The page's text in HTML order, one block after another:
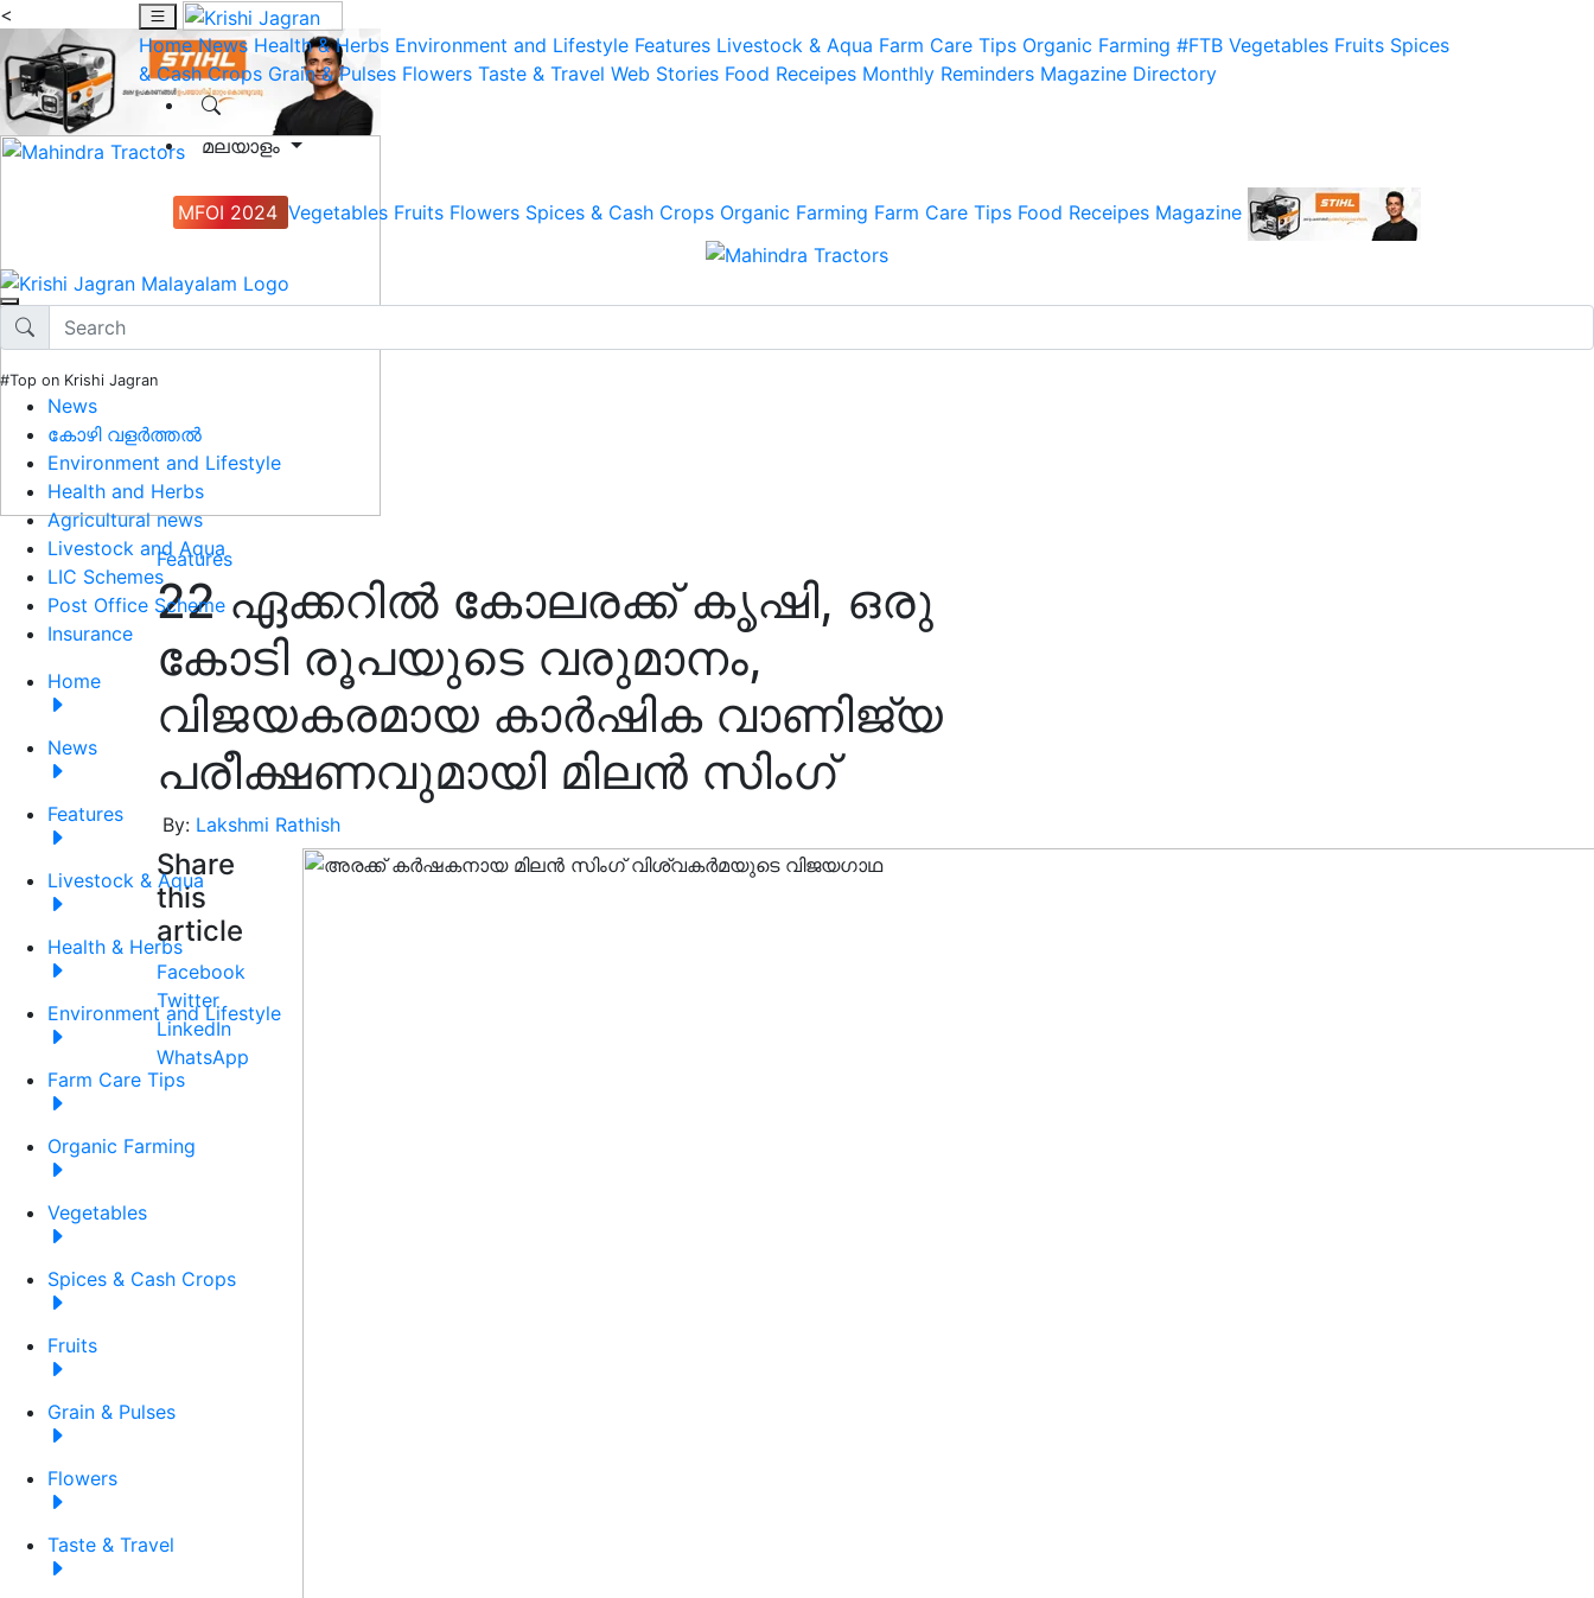
<
Home News Health & Herbs Environment and Lifestyle Features Livestock & Aqua Farm Care Tips Organic Farming #FTB Vegetables Fruits Spices
& Cash Crops Grain & Pulses Flowers Taste & Travel Web Stories Food Receipes Monthly Reminders Magazine Directory
മലയാളം
MFOI 2024 Vegetables Fruits Flowers Spices & Cash Crops Organic Farming Farm Care Tips Food Receipes Magazine
#Top on Krishi Jagran
News
കോഴി വളർത്തൽ
Environment and Lifestyle
Health and Herbs
Agricultural news
Livestock and Aqua
LIC Schemes
Post Office Scheme
Insurance
Home
News
Features
Livestock & Aqua
Health & Herbs
Environment and Lifestyle
Farm Care Tips
Organic Farming
Vegetables
Spices & Cash Crops
Fruits
Grain & Pulses
Flowers
Taste & Travel
Features
22 ഏക്കറിൽ കോലരക്ക് കൃഷി, ഒരു
കോടി രൂപയുടെ വരുമാനം,
വിജയകരമായ കാർഷിക വാണിജ്യ
പരീക്ഷണവുമായി മിലൻ സിംഗ്
By: Lakshmi Rathish
Share
this
article
Facebook
Twitter
LinkedIn
WhatsApp